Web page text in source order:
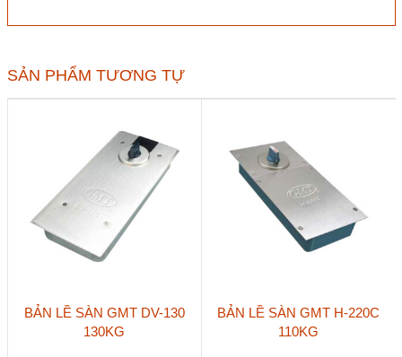
lượng
SẢN PHẨM TƯƠNG TỰ
BẢN LỀ SÀN GMT DV-130
130KG
BẢN LỀ SÀN GMT H-220C
110KG